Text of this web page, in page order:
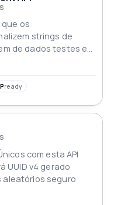
que os
strings de
de dados testes e
de usuário
melhor
ready
com esta API
UUID v4 gerado
aleatórios seguro